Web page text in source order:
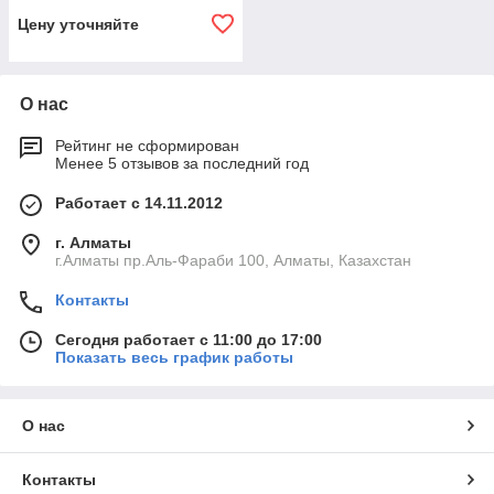
Цену уточняйте
О нас
Рейтинг не сформирован
Менее 5 отзывов за последний год
Работает с 14.11.2012
г. Алматы
г.Алматы пр.Аль-Фараби 100, Алматы, Казахстан
Контакты
Сегодня работает с 11:00 до 17:00
Показать весь график работы
О нас
Контакты